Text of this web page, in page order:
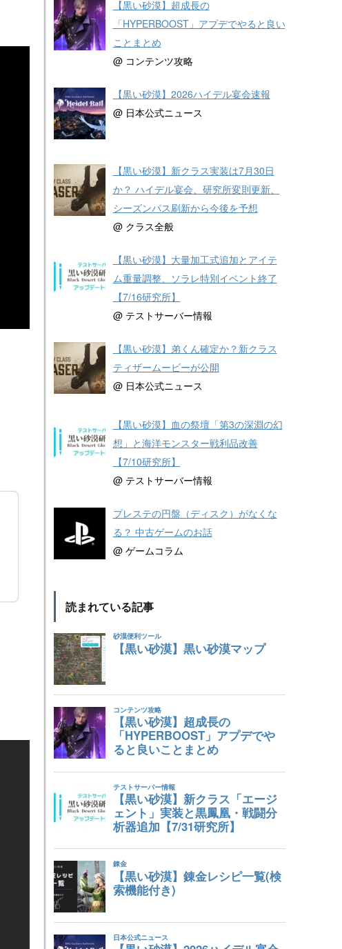
【黒い砂漠】超成長の
「HYPERBOOST」アプデでやると良い
ことまとめ
@ コンテンツ攻略
【黒い砂漠】2026ハイデル宴会速報
@ 日本公式ニュース
【黒い砂漠】新クラス実装は7月30日
か？ ハイデル宴会、研究所変則更新、
シーズンパス刷新から今後を予想
@ クラス全般
【黒い砂漠】大量加工式追加とアイテ
ム重量調整、ソラレ特別イベント終了
【7/16研究所】
@ テストサーバー情報
【黒い砂漠】弟くん確定か？新クラス
ティザームービーが公開
@ 日本公式ニュース
【黒い砂漠】血の祭壇「第3の深淵の幻
想」と海洋モンスター戦利品改善
【7/10研究所】
@ テストサーバー情報
プレステの円盤（ディスク）がなくな
る？ 中古ゲームのお話
@ ゲームコラム
読まれている記事